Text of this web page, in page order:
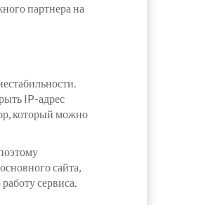
партнера на
IP-адрес
который можно
сайта,
сервиса.